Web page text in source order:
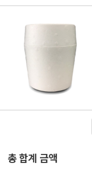
총 합계 금액